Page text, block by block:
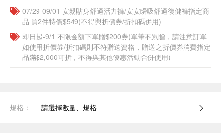
07/29-09/01 安親貼身舒適活力褲/安安瞬吸舒適復健褲指定商
品 買2件特價$549(不得與折價券/折扣碼併用)
即日起-9/1 不限金額下單贈$200券(單筆不累贈，請注意訂單
如使用折價券/折扣碼則不符贈送資格，贈送之折價券消費指定
品滿$2,000可折，不得與其他優惠活動合併使用)
規格： 請選擇數量、規格